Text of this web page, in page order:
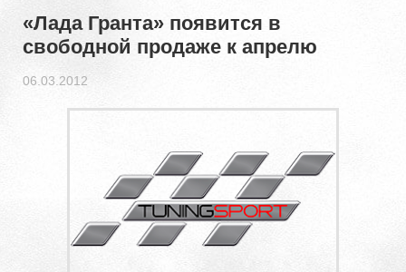
«Лада Гранта» появится в
свободной продаже к апрелю
06.03.2012